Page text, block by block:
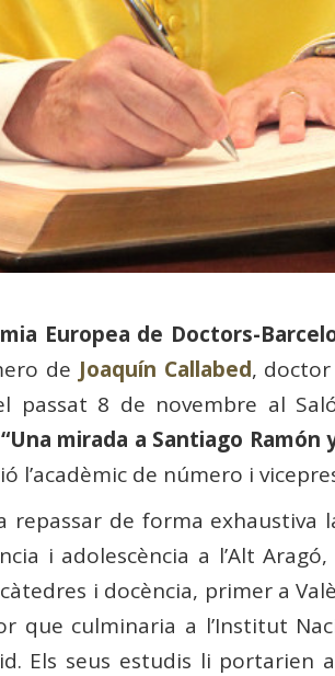
Europea de Doctors-
de Joaquín Callabed,
passat 8 de novembre al
“Una mirada a Santiago
l’acadèmic de número i
repassar de forma
i adolescència a l’Alt
i docència, primer a
que culminaria a l’Institut
Els seus estudis li portarien